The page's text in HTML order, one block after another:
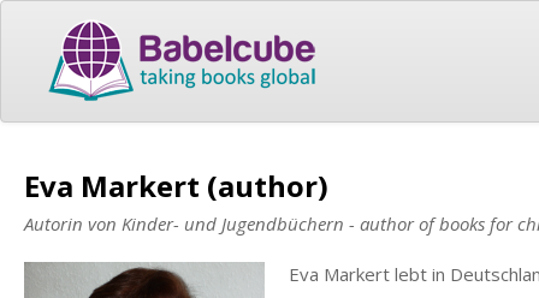
Eva Markert (author)
Autorin von Kinder- und Jugendbüchern - author of books for
Eva Markert lebt in